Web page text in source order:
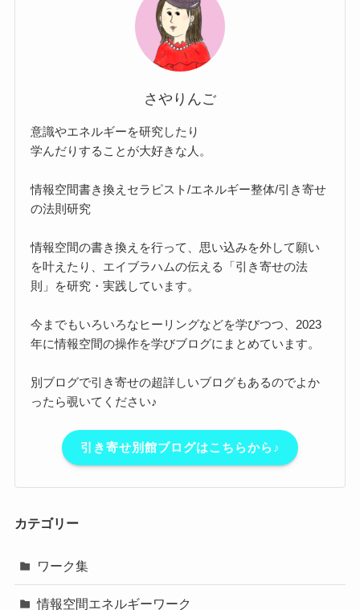
さやりんご
意識やエネルギーを研究したり
学んだりすることが大好きな人。
情報空間書き換えセラピスト/エネルギー整体/引き寄せ
の法則研究
情報空間の書き換えを行って、思い込みを外して願い
を叶えたり、エイブラハムの伝える「引き寄せの法
則」を研究・実践しています。
今までもいろいろなヒーリングなどを学びつつ、2023
年に情報空間の操作を学びブログにまとめています。
別ブログで引き寄せの超詳しいブログもあるのでよか
ったら覗いてください♪
引き寄せ別館ブログはこちらから♪
カテゴリー
ワーク集
情報空間エネルギーワーク